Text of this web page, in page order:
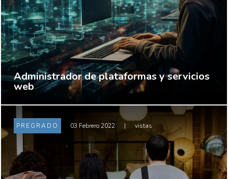
Administrador de plataformas y servicios
web
PREGRADO 03 Febrero 2022 | vistas